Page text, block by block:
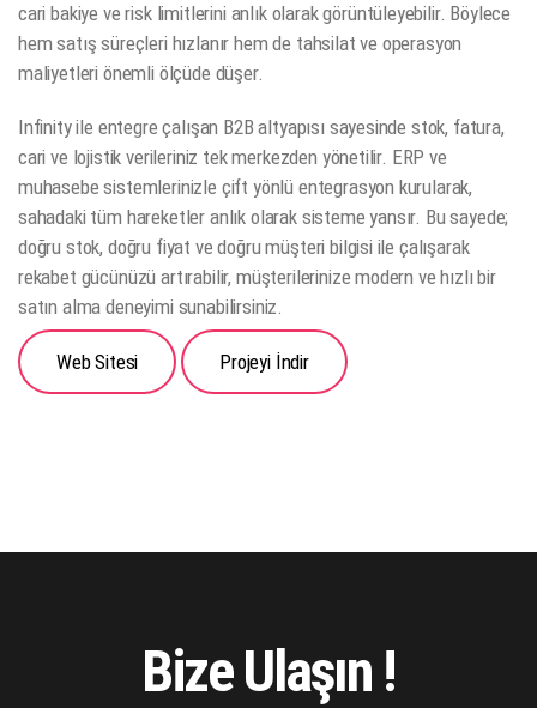
cari bakiye ve risk limitlerini anlık olarak görüntüleyebilir. Böylece
hem satış süreçleri hızlanır hem de tahsilat ve operasyon
maliyetleri önemli ölçüde düşer.
Infinity ile entegre çalışan B2B altyapısı sayesinde stok, fatura,
cari ve lojistik verileriniz tek merkezden yönetilir. ERP ve
muhasebe sistemlerinizle çift yönlü entegrasyon kurularak,
sahadaki tüm hareketler anlık olarak sisteme yansır. Bu sayede;
doğru stok, doğru fiyat ve doğru müşteri bilgisi ile çalışarak
rekabet gücünüzü artırabilir, müşterilerinize modern ve hızlı bir
satın alma deneyimi sunabilirsiniz.
Web Sitesi Projeyi İndir
Bize Ulaşın !